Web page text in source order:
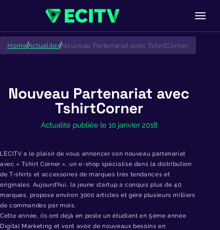
Skip
content
HomeActualitesNouveau Partenariat avec TshirtCorner
Nouveau Partenariat avec
TshirtCorner
Actualité publiée le 10 janvier 2018
L’ECITV a le plaisir de vous annoncer son nouveau partenariat
avec « Tshirt Corner », un e-shop spécialisé dans la distribution
de T-shirts et accessoires de marques très tendances et
originales. Aujourd’hui, la jeune startup a conquis plus de 40
marques, propose environ 3000 articles et gère plusieurs milliers
de commandes par mois.
Cette année, ils ont déjà en poste un étudiant en 5ème année
Digital Marketing et vont avoir de nouveaux besoins en